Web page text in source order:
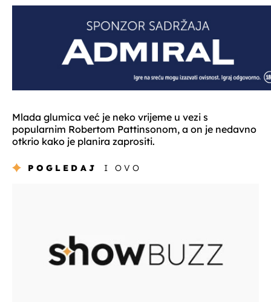
Mlada glumica već je neko vrijeme u vezi s
popularnim Robertom Pattinsonom, a on je nedavno
otkrio kako je planira zaprositi.
POGLEDAJ I OVO